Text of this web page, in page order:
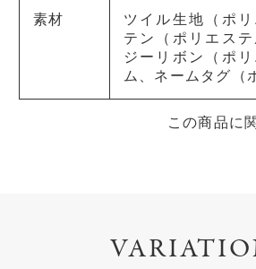
素材
ツイル生地（ポ
テン（ポリエス
ジーリボン（ポ
ム、ネームタグ（
この商品に